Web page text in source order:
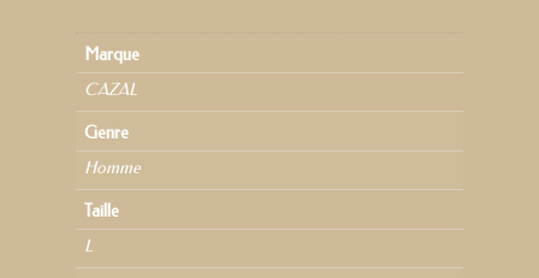
Marque
CAZAL
Genre
Homme
Taille
L